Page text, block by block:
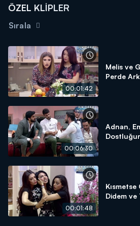
ÖZEL KLİPLER
Sırala
00:01:42
Melis ve
Perde
00:06:30
Adnan,
00:01:48
Didem ve